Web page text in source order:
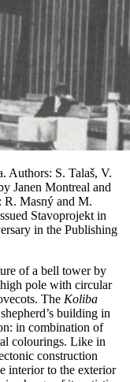
Authors: S. Talaš, V.
Janen Montreal and
R. Masný and M.
Stavoprojekt in
in the Publishing
of a bell tower by
pole with circular
The Koliba
building in
in combination of
colourings. Like in
construction
interior to the exterior